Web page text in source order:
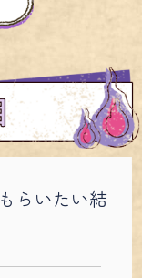
らいたい結